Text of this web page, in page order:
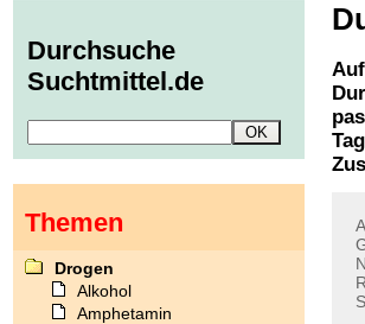
Durchsuche
Suchtmittel.de
Themen
Drogen
Alkohol
Amphetamin